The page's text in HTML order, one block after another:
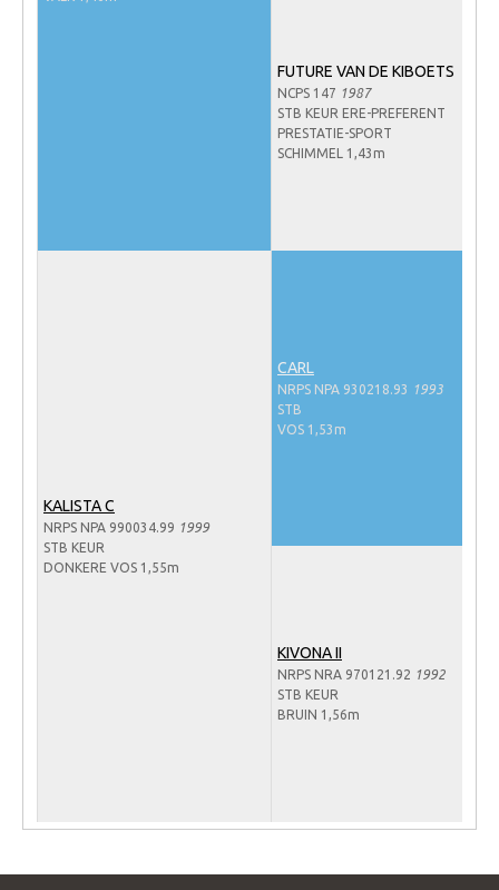
Informatie aan je paard of pony toevoegen
Fokprogramma's en registratie
WBSFH
Dekhengsten
Informatie Hengstenkeuring
FUTURE VAN DE KIBOETS
NCPS 147 1987
STB KEUR ERE-PREFERENT
PRESTATIE-SPORT
SCHIMMEL 1,43m
KALISTA C
NRPS NPA 990034.99 1999
STB KEUR
DONKERE VOS 1,55m
CARL
NRPS NPA 930218.93
1993
STB
VOS 1,53m
KIVONA II
NRPS NRA 970121.92 1992
STB KEUR
BRUIN 1,56m